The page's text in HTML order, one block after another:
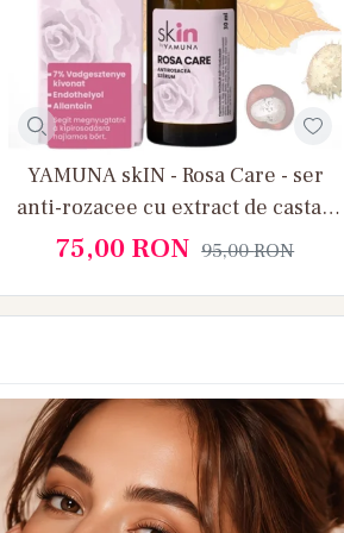
YAMUNA skIN - Rosa Care - ser
anti-rozacee cu extract de castan
indian
75,00 RON 95,00RON